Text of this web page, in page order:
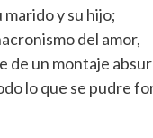
marido y su hijo;
del amor,
de un montaje
lo que se pudre